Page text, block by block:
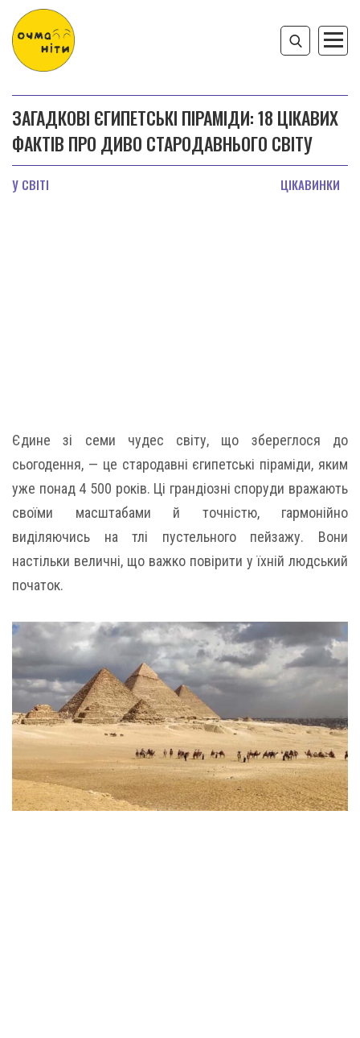
ЗАГАДКОВІ ЄГИПЕТСЬКІ ПІРАМІДИ: 18 ЦІКАВИХ
ФАКТІВ ПРО ДИВО СТАРОДАВНЬОГО СВІТУ
У СВІТІ ЦІКАВИНКИ
Єдине зі семи чудес світу, що збереглося до
сьогодення, — це стародавні єгипетські піраміди, яким
уже понад 4 500 років. Ці грандіозні споруди вражають
своїми масштабами й точністю, гармонійно
виділяючись на тлі пустельного пейзажу. Вони
настільки величні, що важко повірити у їхній людський
початок.